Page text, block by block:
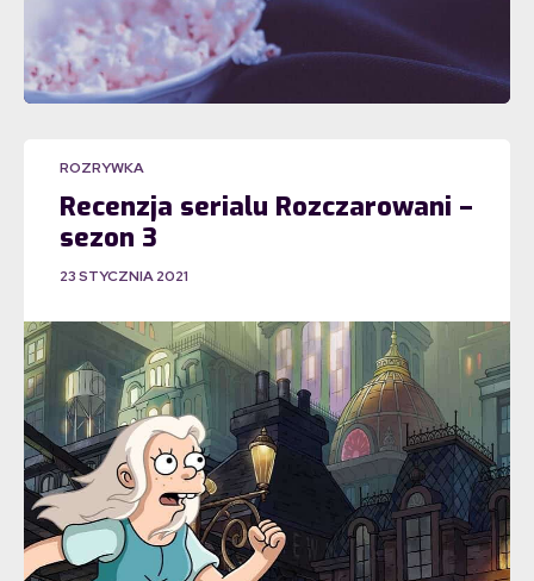
ROZRYWKA
Recenzja serialu Rozczarowani –
sezon 3
23 STYCZNIA 2021